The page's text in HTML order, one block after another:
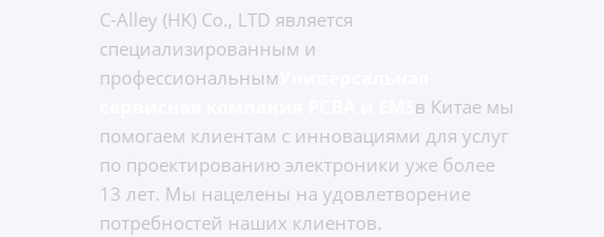
C-Alley (HK) Co., LTD является
специализированным и
профессиональным
в Китае мы
помогаем клиентам с инновациями для услуг
по проектированию электроники уже более
13 лет. Мы нацелены на удовлетворение
потребностей наших клиентов.